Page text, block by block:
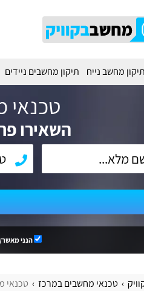
תיקון מחשב נייח תיקון מחשבים ניידים
טכנאי
השאירו
הנני
טכנאי מחשבים במרכז טכנאי